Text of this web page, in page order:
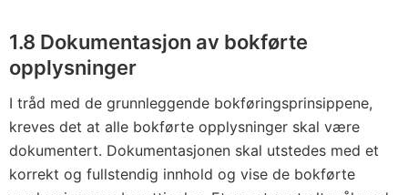
1.8 Dokumentasjon av bokførte
opplysninger
I tråd med de grunnleggende bokføringsprinsippene,
kreves det at alle bokførte opplysninger skal være
dokumentert. Dokumentasjonen skal utstedes med et
korrekt og fullstendig innhold og vise de bokførte